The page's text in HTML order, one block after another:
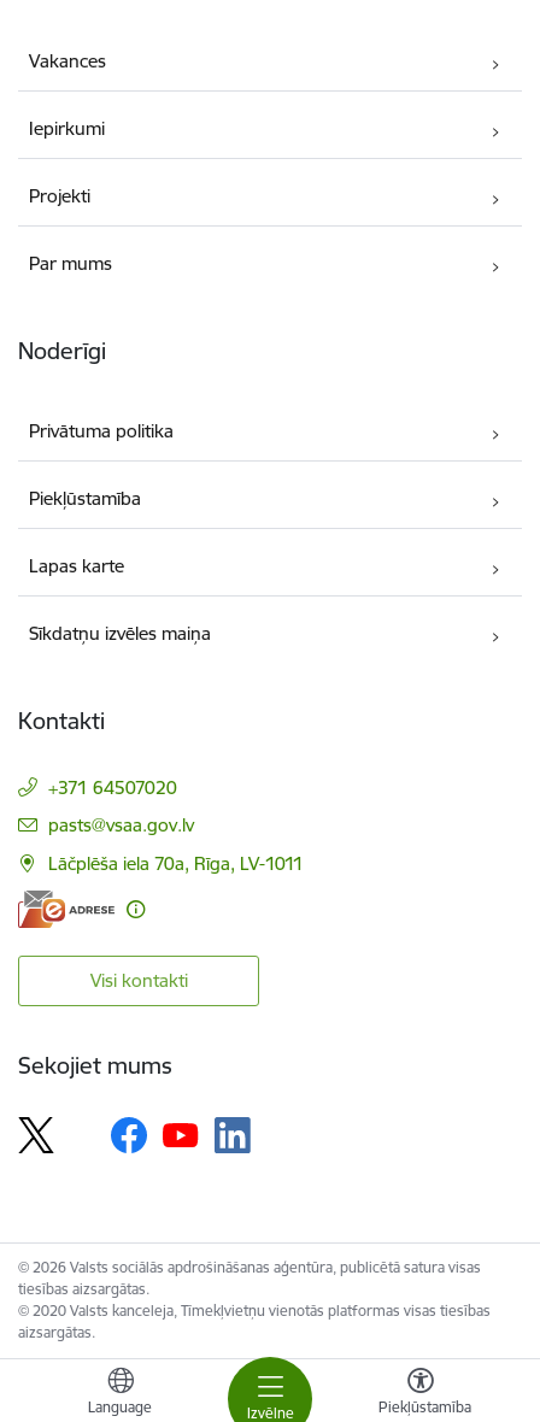
Izvēlne
Language Piekļūstamība
Vakances
Iepirkumi
Projekti
Par mums
Noderīgi
Privātuma politika
Piekļūstamība
Lapas karte
Sīkdatņu izvēles maiņa
Kontakti
+371 64507020
E-pasts:
pasts@vsaa.gov.lv
Lāčplēša iela 70a, Rīga, LV-1011
Visi kontakti
Sekojiet mums
© 2026 Valsts sociālās apdrošināšanas aģentūra, publicētā satura visas
tiesības aizsargātas.
© 2020 Valsts kanceleja, Tīmekļvietņu vienotās platformas visas tiesības
aizsargātas.